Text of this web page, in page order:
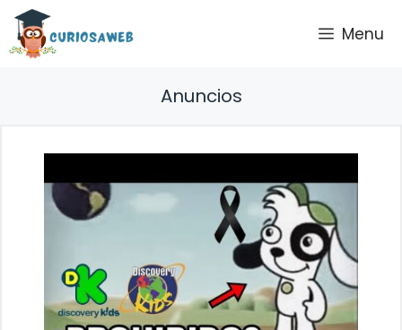
Saltar
contenido
Menu
Anuncios